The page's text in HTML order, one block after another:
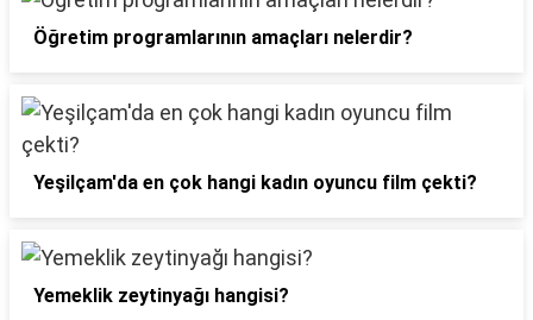
Öğretim programlarının amaçları nelerdir?
Yeşilçam'da en çok hangi kadın oyuncu film çekti?
Yemeklik zeytinyağı hangisi?